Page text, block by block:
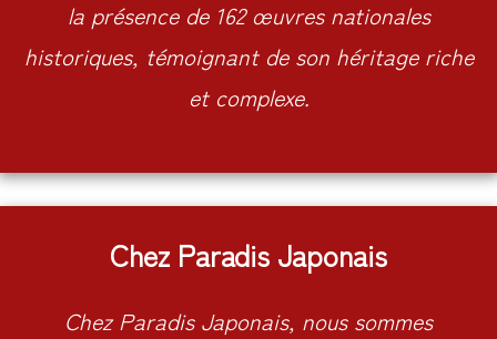
la présence de 162 œuvres nationales
historiques, témoignant de son héritage riche
et complexe.
Chez Paradis Japonais
Chez Paradis Japonais, nous sommes